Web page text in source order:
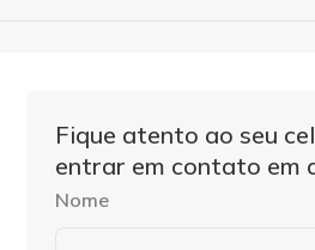
Fique atento ao seu
entrar em contato em
Nome